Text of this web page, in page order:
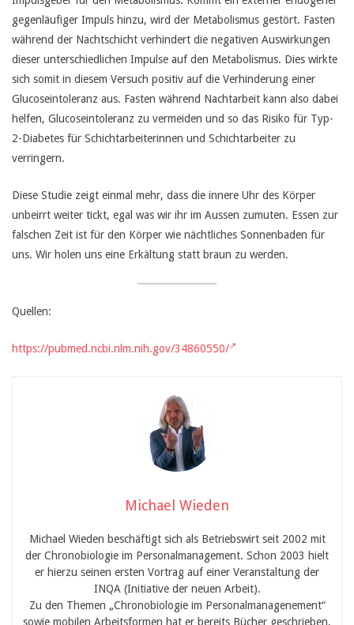
gegenläufiger Impuls hinzu, wird der Metabolismus gestört. Fasten
während der Nachtschicht verhindert die negativen Auswirkungen
dieser unterschiedlichen Impulse auf den Metabolismus. Dies wirkte
sich somit in diesem Versuch positiv auf die Verhinderung einer
Glucoseintoleranz aus. Fasten während Nachtarbeit kann also dabei
helfen, Glucoseintoleranz zu vermeiden und so das Risiko für Typ-
2-Diabetes für Schichtarbeiterinnen und Schichtarbeiter zu
verringern.
Diese Studie zeigt einmal mehr, dass die innere Uhr des Körper
unbeirrt weiter tickt, egal was wir ihr im Aussen zumuten. Essen zur
falschen Zeit ist für den Körper wie nächtliches Sonnenbaden für
uns. Wir holen uns eine Erkältung statt braun zu werden.
Quellen:
https://pubmed.ncbi.nlm.nih.gov/34860550/
Michael Wieden
Michael Wieden beschäftigt sich als Betriebswirt seit 2002 mit
der Chronobiologie im Personalmanagement. Schon 2003 hielt
er hierzu seinen ersten Vortrag auf einer Veranstaltung der
INQA (Initiative der neuen Arbeit).
Zu den Themen „Chronobiologie im Personalmanagenement“
sowie mobilen Arbeitsformen hat er bereits Bücher geschrieben,